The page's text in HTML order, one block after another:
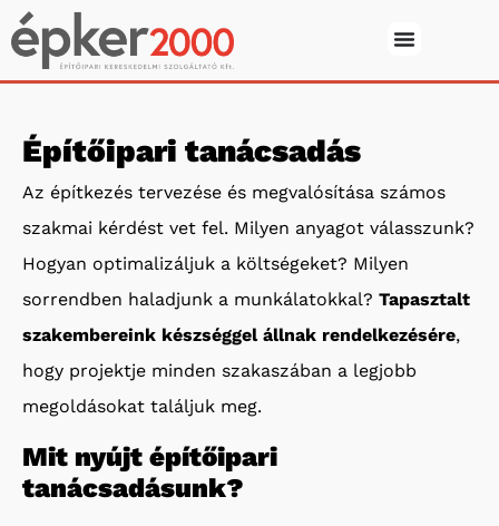
Építőipari tanácsadás
Az építkezés tervezése és megvalósítása számos
szakmai kérdést vet fel. Milyen anyagot válasszunk?
Hogyan optimalizáljuk a költségeket? Milyen
sorrendben haladjunk a munkálatokkal? Tapasztalt
szakembereink készséggel állnak rendelkezésére,
hogy projektje minden szakaszában a legjobb
megoldásokat találjuk meg.
Mit nyújt építőipari
tanácsadásunk?